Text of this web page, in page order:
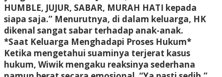
HUMBLE, JUJUR, SABAR, MURAH HATI kepada
siapa saja.” Menurutnya, di dalam keluarga, HK
dikenal sangat sabar terhadap anak-anak.
*Saat Keluarga Menghadapi Proses Hukum*
Ketika mengetahui suaminya terjerat kasus
hukum, Wiwik mengaku reaksinya sederhana